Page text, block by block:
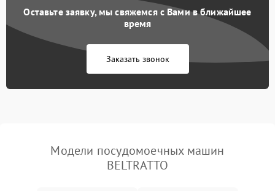
Не работает сушилка 2100 ₽ Подробнее →
Сбои в работе таймера 1700 ₽
Оставьте заявку, мы свяжемся с Вами в ближайшее
время
Заказать звонок
Модели посудомоечных машин
BELTRATTO